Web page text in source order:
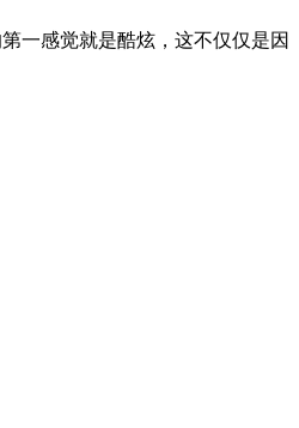
一感觉就是酷炫，这不仅仅是因